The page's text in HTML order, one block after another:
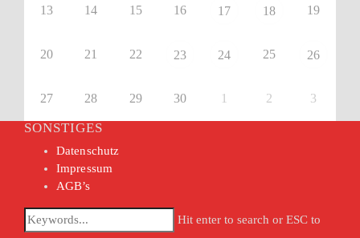
13 14 15 16 17 18 19
20 21 22 23 24 25 26
27 28 29 30 1 2 3
SONSTIGES
Datenschutz
Impressum
AGB’s
Hit enter to search or ESC to